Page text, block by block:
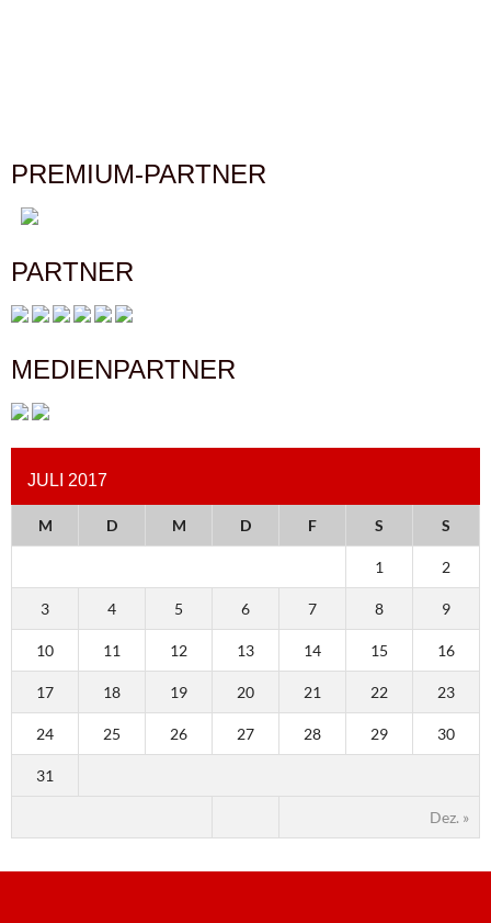
PREMIUM-PARTNER
PARTNER
MEDIENPARTNER
JULI 2017
M D M D F S S
Dez. »
1 2
3 4 5 6 7 8 9
10 11 12 13 14 15 16
17 18 19 20 21 22 23
24 25 26 27 28 29 30
31